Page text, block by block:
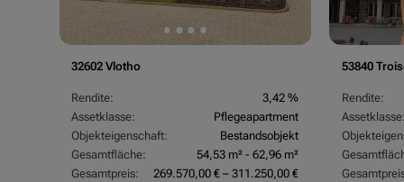
32602 Vlotho
Rendite:
3,42 %
Assetklasse:
Pflegeapartment
Objekteigenschaft:
Bestandsobjekt
Gesamtfläche:
54,53 m² - 62,96 m²
Gesamtpreis:
269.570,00 € – 311.250,00 €
53840
Rendite: